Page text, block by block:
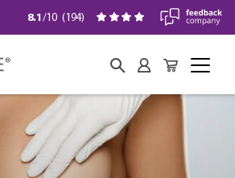
8.1/10 (194)